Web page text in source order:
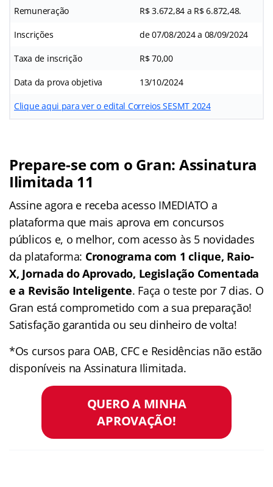
Remuneração R$ 3.672,84 a R$ 6.872,48.
Inscrições de 07/08/2024 a 08/09/2024
Taxa de inscrição R$ 70,00
Data da prova objetiva 13/10/2024
Clique aqui para ver o edital Correios SESMT 2024
Prepare-se com o Gran: Assinatura
Ilimitada 11
Assine agora e receba acesso IMEDIATO a
plataforma que mais aprova em concursos
públicos e, o melhor, com acesso às 5 novidades
da plataforma: Cronograma com 1 clique, Raio-
X, Jornada do Aprovado, Legislação Comentada
e a Revisão Inteligente. Faça o teste por 7 dias. O
Gran está comprometido com a sua preparação!
Satisfação garantida ou seu dinheiro de volta!
*Os cursos para OAB, CFC e Residências não estão
disponíveis na Assinatura Ilimitada.
QUERO A MINHA
APROVAÇÃO!